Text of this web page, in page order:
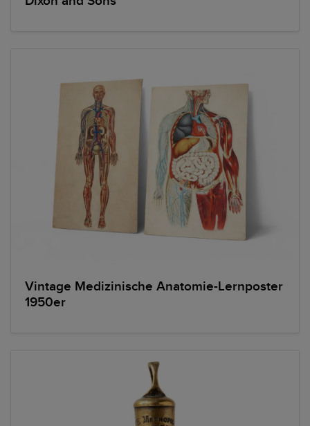
Vintage Medizinische Anatomie-Lernposter
1950er